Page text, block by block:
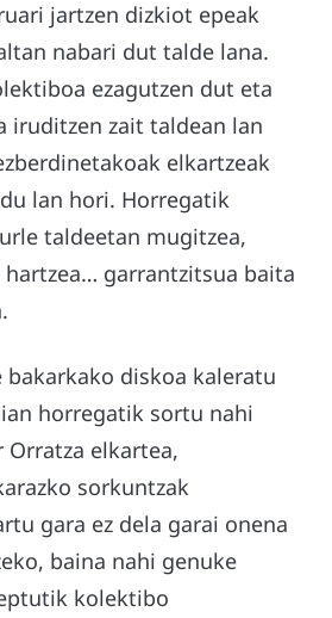
jartzen dizkiot epeak
nabari dut talde lana.
ezagutzen dut eta
iruditzen zait taldean lan
elkartzeak
lan hori. Horregatik
taldeetan mugitzea,
garrantzitsua baita
bakarkako diskoa kaleratu
horregatik sortu nahi
Orratza elkartea,
sorkuntzak
gara ez dela garai onena
baina nahi genuke
kolektibo